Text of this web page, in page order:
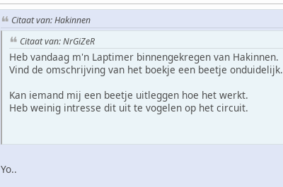
Citaat van: Hakinnen
Citaat van: NrGiZeR
Heb vandaag m'n Laptimer binnengekregen van Hakinnen.
Vind de omschrijving van het boekje een beetje onduidelijk.
Kan iemand mij een beetje uitleggen hoe het werkt.
Heb weinig intresse dit uit te vogelen op het circuit.
Yo..